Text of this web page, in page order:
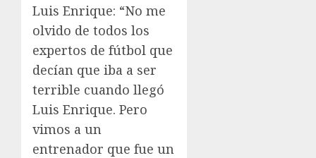
Luis Enrique: “No me
olvido de todos los
expertos de fútbol que
decían que iba a ser
terrible cuando llegó
Luis Enrique. Pero
vimos a un
entrenador que fue un